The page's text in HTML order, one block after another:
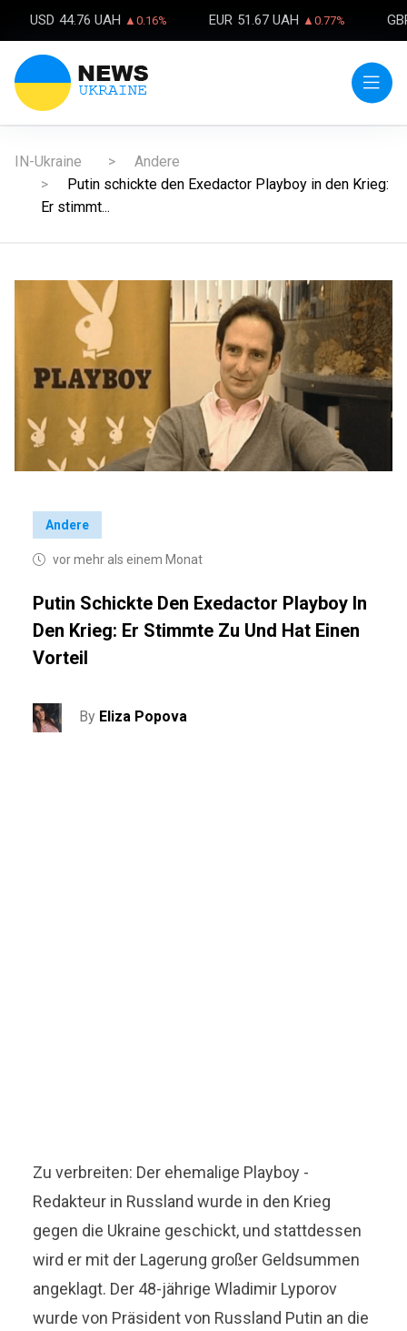
USD 44.76 UAH ▲0.16% EUR 51.67 UAH ▲0.77%
IN-Ukraine
Andere
Putin schickte den Exedactor Playboy in den Krieg:
Er stimmt...
Andere
vor mehr als einem Monat
Putin Schickte Den Exedactor Playboy In
Den Krieg: Er Stimmte Zu Und Hat Einen
Vorteil
By Eliza Popova
Zu verbreiten: Der ehemalige Playboy -
Redakteur in Russland wurde in den Krieg
gegen die Ukraine geschickt, und stattdessen
wird er mit der Lagerung großer Geldsummen
angeklagt. Der 48-jährige Wladimir Lyporov
wurde von Präsident von Russland Putin an die